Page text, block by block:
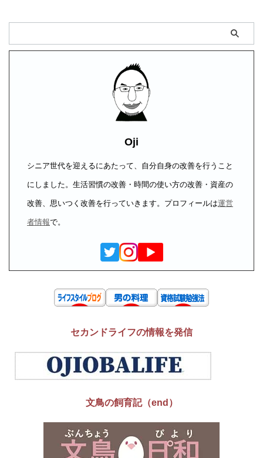
Oji
シニア世代を迎えるにあたって、自分自身の改善を行うこと
にしました。生活習慣の改善・時間の使い方の改善・資産の
改善、思いつく改善を行っていきます。プロフィールは運営
者情報で。
セカンドライフの情報を発信
文鳥の飼育記（end）